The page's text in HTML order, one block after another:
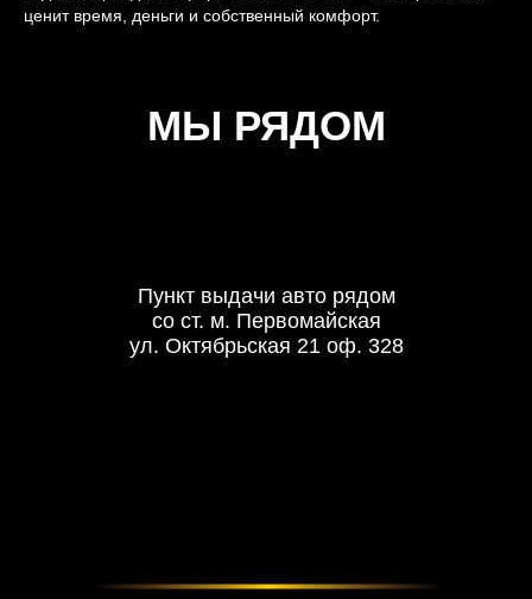
ценит время, деньги и собственный комфорт.
МЫ РЯДОМ
Пункт выдачи авто рядом
со ст. м. Первомайская
ул. Октябрьская 21 оф. 328